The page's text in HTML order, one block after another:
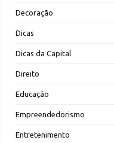
Decoração
Dicas
Dicas da Capital
Direito
Educação
Empreendedorismo
Entretenimento